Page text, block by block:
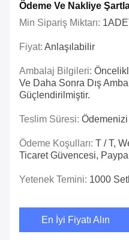
Ödeme Ve Nakliye
Min Sipariş Miktarı:
Fiyat: Anlaşılabilir
Ambalaj Bilgileri:
Ve Daha Sonra Dış
Güçlendirilmiştir.
Teslim Süresi: Ödemenizi
Ödeme Koşulları: T / T,
Ticaret Güvencesi,
Yetenek Temini: 1000
En İyi Fiyatı Alın